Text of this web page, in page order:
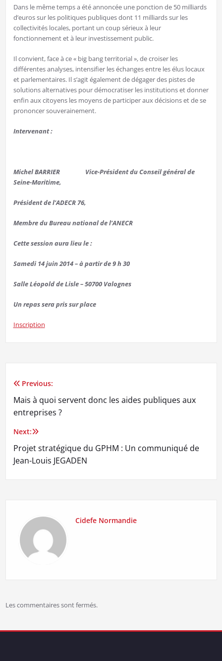
Dans le même temps a été annoncée une ponction de 50 milliards
d’euros sur les politiques publiques dont 11 milliards sur les
collectivités locales, portant un coup sérieux à leur
fonctionnement et à leur investissement public.
Il convient, face à ce « big bang territorial », de croiser les
différentes analyses, intensifier les échanges entre les élus locaux
et parlementaires. Il s’agit également de dégager des pistes de
solutions alternatives pour démocratiser les institutions et donner
enfin aux citoyens les moyens de participer aux décisions et de se
prononcer souverainement.
Intervenant :
Michel BARRIER Vice-Président du Conseil général de
Seine-Maritime,
Président de l’ADECR 76,
Membre du Bureau national de l’ANECR
Cette session aura lieu le :
Samedi 14 juin 2014–à partir de 9 h 30
Salle Léopold de Lisle – 50700 Valognes
Un repas sera pris sur place
Inscription
Navigation
de
l’article
Previous:
Mais à quoi servent donc les aides publiques aux
entreprises ?
Next:
Projet stratégique du GPHM : Un communiqué de
Jean-Louis JEGADEN
Cidefe Normandie
Les commentaires sont fermés.